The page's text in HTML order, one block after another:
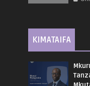
KIMATAIFA